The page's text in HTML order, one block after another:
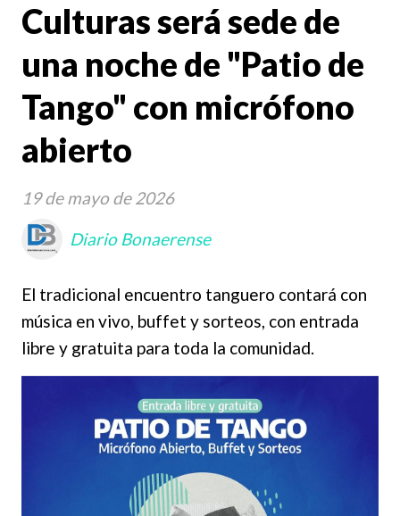
Culturas será sede de
una noche de "Patio de
Tango" con micrófono
abierto
El tradicional encuentro tanguero contará con
música en vivo, buffet y sorteos, con entrada
libre y gratuita para toda la comunidad.
19 de mayo de 2026
Diario Bonaerense